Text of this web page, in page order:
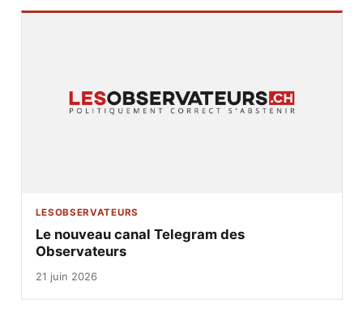
LESOBSERVATEURS
Le nouveau canal Telegram des
Observateurs
21 juin 2026